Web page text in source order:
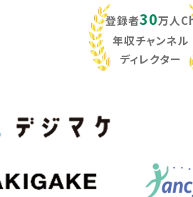
登録者30万人
年収チャンネル
ディレクター